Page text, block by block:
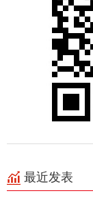
最近发表